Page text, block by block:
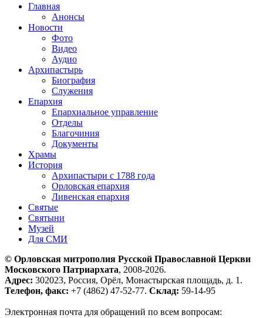
Главная
Анонсы
Новости
Фото
Видео
Аудио
Архипастырь
Биография
Служения
Епархия
Епархиальное управление
Отделы
Благочиния
Документы
Храмы
История
Архипастыри с 1788 года
Орловская епархия
Ливенская епархия
Святые
Святыни
Музей
Для СМИ
© Орловская митрополия Русской Православной Церкви
Московского Патриархата, 2008-2026.
Адрес: 302023, Россия, Орёл, Монастырская площадь, д. 1.
Телефон, факс: +7 (4862) 47-52-77. Склад: 59-14-95
Электронная почта для обращений по всем вопросам: